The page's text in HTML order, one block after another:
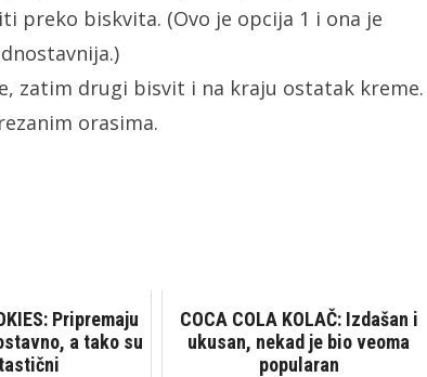
preko biskvita. (Ovo je opcija 1 i ona je
zatim drugi bisvit i na kraju ostatak kreme.
orasima.
Pripremaju
a tako su
COCA COLA KOLAČ: Izdašan i
ukusan, nekad je bio veoma
popularan